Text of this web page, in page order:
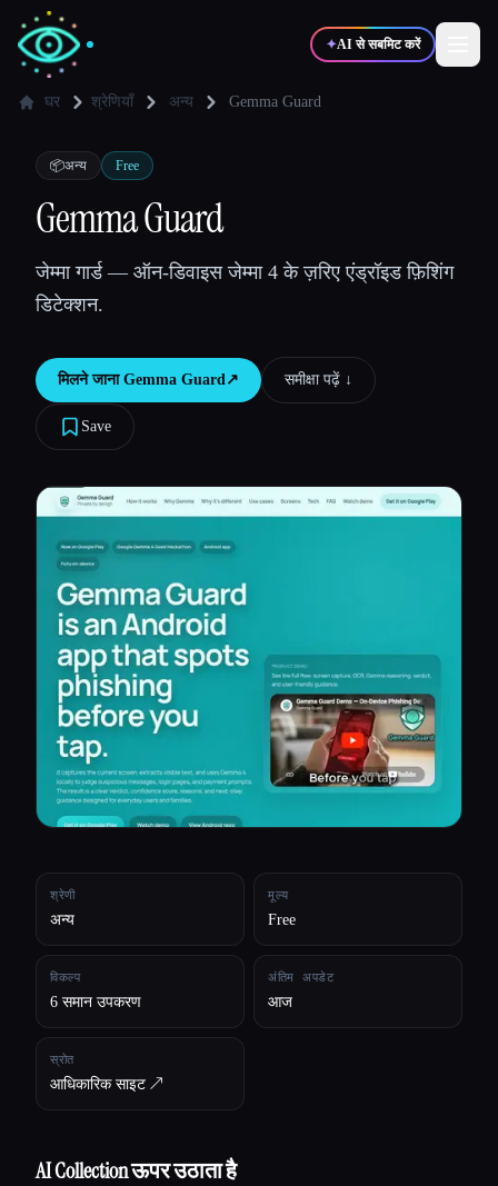
✦AI से सबमिट करें
✍️लेखक
💻
🎓विद्यार्थी
ब्लॉग
टूल्स की तुलना करें
सभी श्रेणियाँ
हमारे बारे में
घर श्रेणियाँ अन्य Gemma Guard
📦अन्य Free
Gemma Guard
जेम्मा गार्ड — ऑन-डिवाइस जेम्मा 4 के ज़रिए एंड्रॉइड फ़िशिंग
डिटेक्शन.
मिलने जाना Gemma Guard↗︎ समीक्षा पढ़ें ↓︎
Save
श्रेणी
अन्य
मूल्य
Free
विकल्प
6 समान उपकरण
अंतिम अपडेट
आज
स्रोत
आधिकारिक साइट ↗︎
AI Collection ऊपर उठाता है